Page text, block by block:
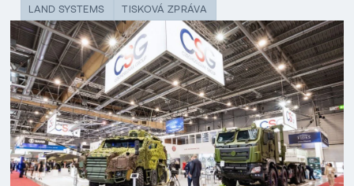
LAND SYSTEMS TISKOVÁ ZPRÁVA